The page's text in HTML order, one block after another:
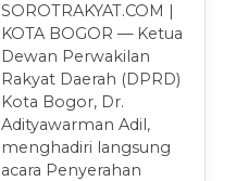
SOROTRAKYAT.COM |
KOTA BOGOR — Ketua
Dewan Perwakilan
Rakyat Daerah (DPRD)
Kota Bogor, Dr.
Adityawarman Adil,
menghadiri langsung
acara Penyerahan